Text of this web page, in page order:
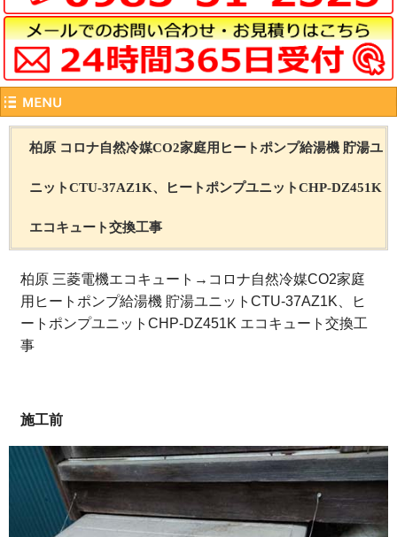
柏原 コロナ自然冷媒CO2家庭用ヒートポンプ給湯機 貯湯ユ
ニットCTU-37AZ1K、ヒートポンプユニットCHP-DZ451K
エコキュート交換工事
柏原 三菱電機エコキュート→コロナ自然冷媒CO2家庭
用ヒートポンプ給湯機 貯湯ユニットCTU-37AZ1K、ヒ
ートポンプユニットCHP-DZ451K エコキュート交換工
事
施工前